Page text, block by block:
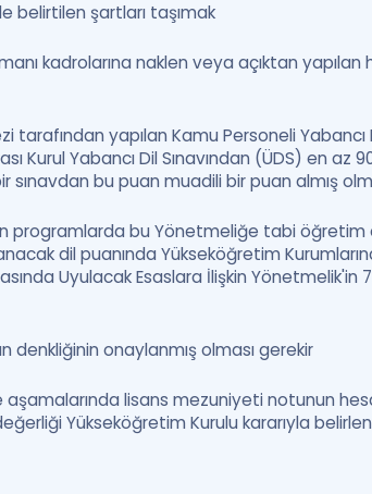
belirtilen şartları taşımak
kadrolarına naklen veya açıktan
yapılan Kamu Personeli Yabancı
Kurul Yabancı Dil Sınavından (ÜDS) en
sınavdan bu puan muadili bir puan almış
bu Yönetmeliğe tabi öğretim
dil puanında Yükseköğretim
Uyulacak Esaslara İlişkin Yönetmelik'in
denkliğinin onaylanmış olması gerekir
lisans mezuniyeti notunun
Yükseköğretim Kurulu kararıyla